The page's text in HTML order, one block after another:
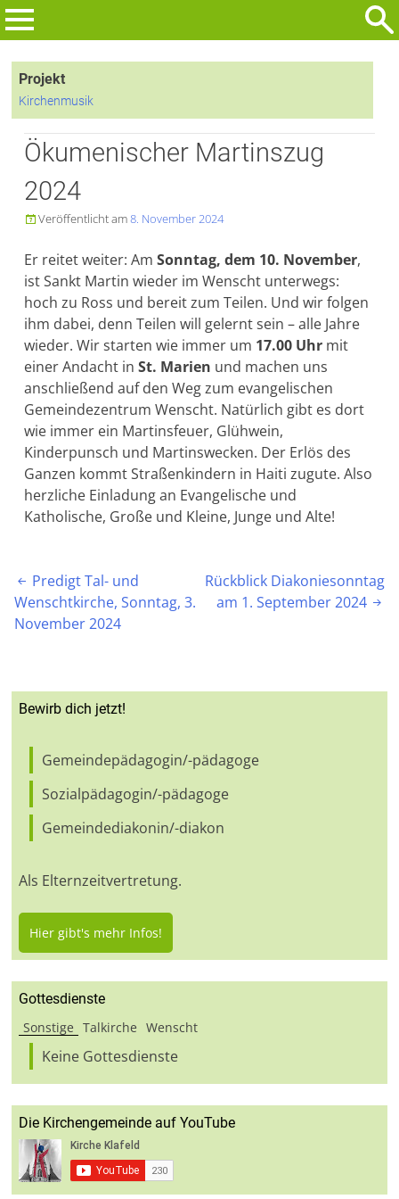
Zum
Inhalt
nach:Projekt
Kirchenmusik
Ökumenischer Martinszug
2024
Veröffentlicht am8. November 2024
Er reitet weiter: AmSonntag, dem 10. November,
ist Sankt Martin wieder im Wenscht unterwegs:
hoch zu Ross und bereit zum Teilen. Und wir folgen
ihm dabei, denn Teilen will gelernt sein – alle Jahre
wieder. Wir starten wie immer um 17.00 Uhr mit
einer Andacht inSt. Marien und machen uns
anschließend auf den Weg zum evangelischen
Gemeindezentrum Wenscht. Natürlich gibt es dort
wie immer ein Martinsfeuer, Glühwein,
Kinderpunsch und Martinswecken. Der Erlös des
Ganzen kommt Straßenkindern in Haiti zugute. Also
herzliche Einladung an Evangelische und
Katholische, Große und Kleine, Junge und Alte!
Beitragsnavigation
 Predigt Tal- und
Wenschtkirche, Sonntag, 3.
November 2024
Rückblick Diakoniesonntag
am 1. September 2024 
Bewirb dich jetzt!
Gemeindepädagogin/-pädagoge
Sozialpädagogin/-pädagoge
Gemeindediakonin/-diakon
Als Elternzeitvertretung.
Hier gibt's mehr Infos!
Gottesdienste
Sonstige
Talkirche Wenscht
Keine Gottesdienste
Die Kirchengemeinde auf YouTube